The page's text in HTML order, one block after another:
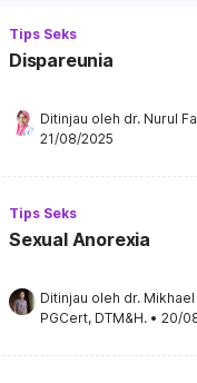
Tips Seks
Dispareunia
Ditinjau oleh dr. Nurul
21/08/2025
Tips Seks
Sexual Anorexia
Ditinjau oleh dr.
PGCert, DTM&H. • 20/